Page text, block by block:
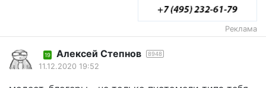
Реклама
19 Алексей Степнов 8948
11.12.2020 19:52